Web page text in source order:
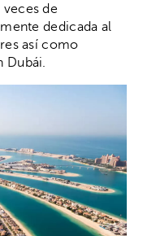
de
dedicada al
así como
Dubái.